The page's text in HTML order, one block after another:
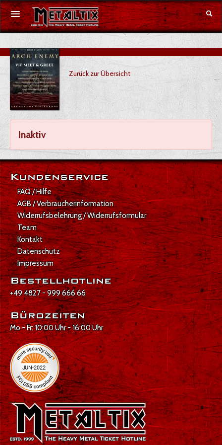
Konzerte
Festivals
Gutschein
Merchandise
DE|EN
Anmelden
Zurück zur Übersicht
Inaktiv
Kundenservice
FAQ / Hilfe
AGB / Verbraucherinformation
Widerrufsbelehrung / Widerrufsformular
Team
Kontakt
Datenschutz
Impressum
Bestellhotline
+49 4827 - 999 666 66
Bürozeiten
Mo - Fr: 10:00 Uhr - 16:00 Uhr